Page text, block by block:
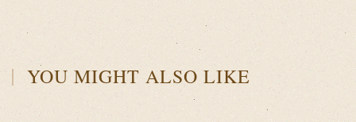
YOU MIGHT ALSO LIKE